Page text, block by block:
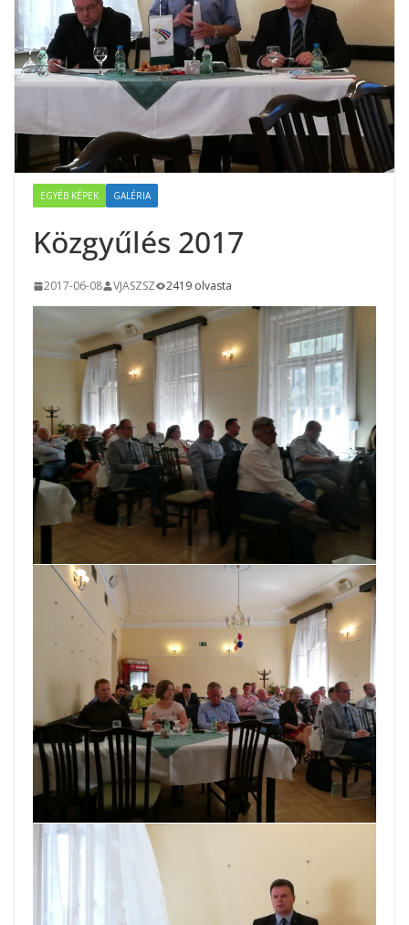
EGYÉB KÉPEK GALÉRIA
Közgyűlés 2017
2017-06-08 VJASZSZ 2419 olvasta